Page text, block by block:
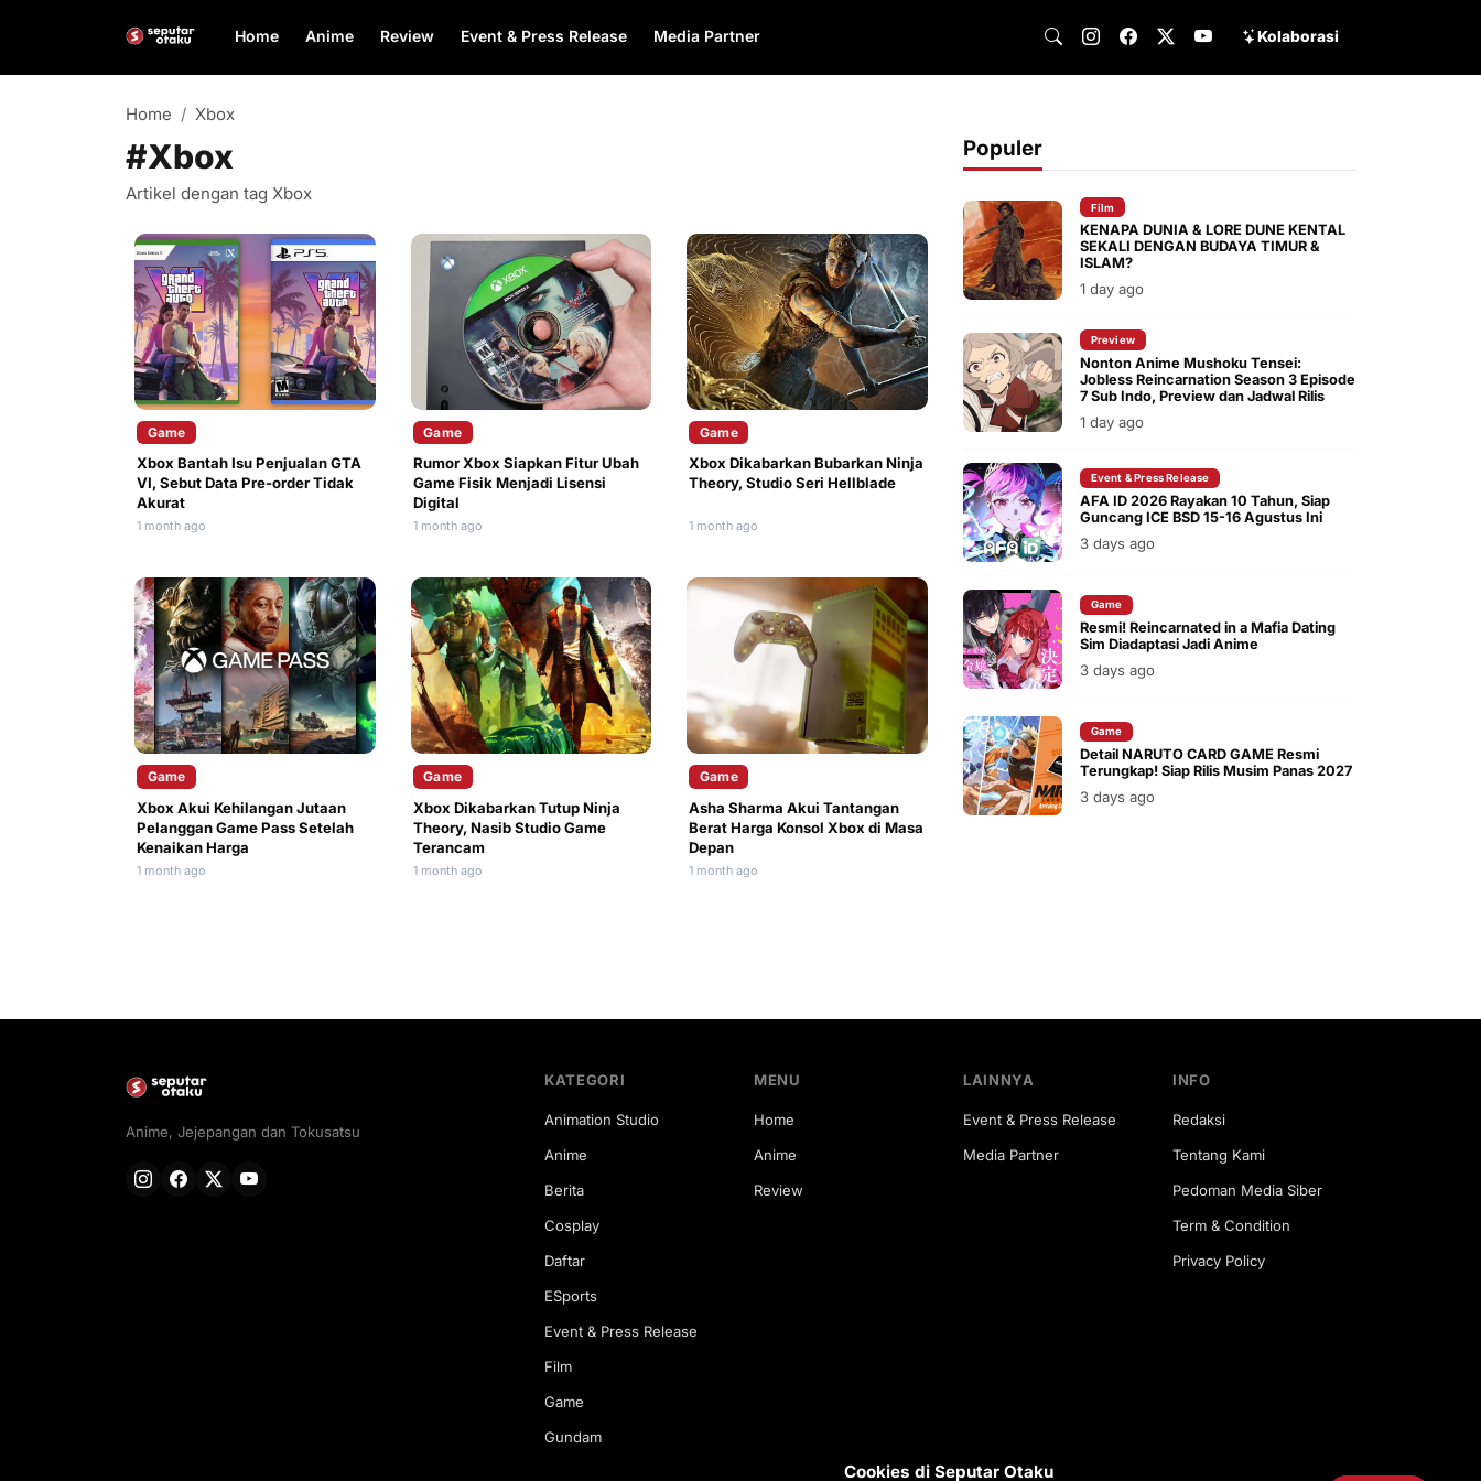
Home Anime Review Event & Press Release Media Partner Kolaborasi
Home Xbox
#Xbox
Artikel dengan tag Xbox
Game
Xbox Bantah Isu Penjualan GTA
VI, Sebut Data Pre-order Tidak
Akurat
1 month ago
Game
Rumor Xbox Siapkan Fitur Ubah
Game Fisik Menjadi Lisensi
Digital
1 month ago
Game
Xbox Dikabarkan Bubarkan Ninja
Theory, Studio Seri Hellblade
1 month ago
Game
Xbox Akui Kehilangan Jutaan
Pelanggan Game Pass Setelah
Kenaikan Harga
1 month ago
Game
Xbox Dikabarkan Tutup Ninja
Theory, Nasib Studio Game
Terancam
1 month ago
Game
Asha Sharma Akui Tantangan
Berat Harga Konsol Xbox di Masa
Depan
1 month ago
Populer
Film
KENAPA DUNIA & LORE DUNE KENTAL
SEKALI DENGAN BUDAYA TIMUR &
ISLAM?
1 day ago
Preview
Nonton Anime Mushoku Tensei:
Jobless Reincarnation Season 3 Episode
7 Sub Indo, Preview dan Jadwal Rilis
1 day ago
Event & Press Release
AFA ID 2026 Rayakan 10 Tahun, Siap
Guncang ICE BSD 15-16 Agustus Ini
3 days ago
Game
Resmi! Reincarnated in a Mafia Dating
Sim Diadaptasi Jadi Anime
3 days ago
Game
Detail NARUTO CARD GAME Resmi
Terungkap! Siap Rilis Musim Panas 2027
3 days ago
Cookies di Seputar Otaku
Anime, Jejepangan dan Tokusatsu
KATEGORI
Animation Studio
Anime
Berita
Cosplay
Daftar
ESports
Event & Press Release
Film
Game
Gundam
MENU
Home
Anime
Review
LAINNYA
Event & Press Release
Media Partner
INFO
Redaksi
Tentang Kami
Pedoman Media Siber
Term & Condition
Privacy Policy